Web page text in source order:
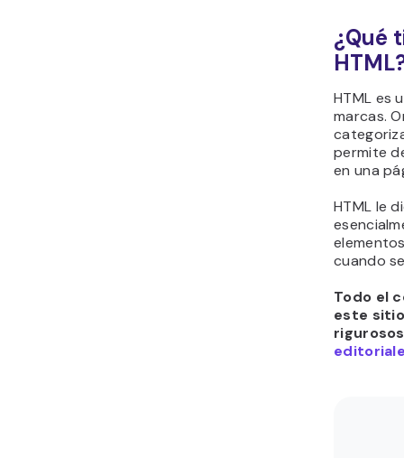
¿Qué
HTML es
marcas.
permite
en una
HTML le
cuando
Todo el
este